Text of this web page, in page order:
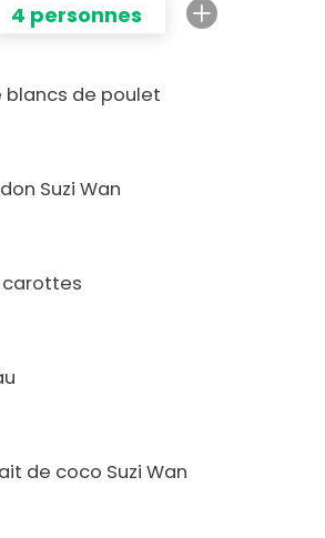
4 personnes
blancs de poulet
Suzi Wan
carottes
de coco Suzi Wan